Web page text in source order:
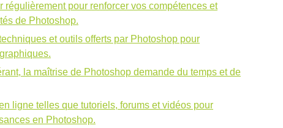
régulièrement pour renforcer vos compétences et
de Photoshop.
et outils offerts par Photoshop pour
la maîtrise de Photoshop demande du temps et de
ligne telles que tutoriels, forums et vidéos pour
en Photoshop.